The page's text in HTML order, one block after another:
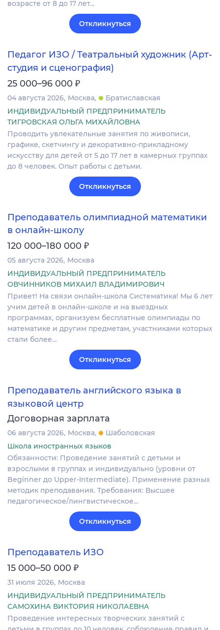
возрасте от 8 до 17 лет…
Откликнуться
Педагог ИЗО / Театральный художник (Арт-
студия и сценография)
25 000–96 000 ₽
04 августа 2026 Москва
Братиславская
ИНДИВИДУАЛЬНЫЙ ПРЕДПРИНИМАТЕЛЬ
ТИГРОВСКАЯ ОЛЬГА МИХАЙЛОВНА
Проводить увлекательные занятия по живописи,
графике, скетчингу и декоративно-прикладному
искусству для детей от 5 до 17 лет в камерных группах
до 8 человек. Опыт работы с детьми.
Откликнуться
Преподаватель олимпиадной математики
в онлайн-школу
120 000–180 000 ₽
05 августа 2026 Москва
ИНДИВИДУАЛЬНЫЙ ПРЕДПРИНИМАТЕЛЬ
ОВЧИННИКОВ МИХАИЛ ВЛАДИМИРОВИЧ
Привет! На связи онлайн-школа Систематика! Мы 6 лет
учим детей в онлайн-школе и на выездных
программах, организуем бесплатные олимпиады по
математике и другим предметам, участниками которых
стали более…
Откликнуться
Преподаватель английского языка в
языковой центр
Договорная зарплата
06 августа 2026 Москва
Шаболовская
Школа иностранных языков
Обязанности: Проведение занятий с детьми и
взрослыми в группах и индивидуально (уровни от
Beginner до Upper-Intermediate). Применение разных
методик преподавания. Требования: Высшее
педагогическое/лингвистическое…
Откликнуться
Преподаватель ИЗО
15 000–50 000 ₽
31 июля 2026 Москва
ИНДИВИДУАЛЬНЫЙ ПРЕДПРИНИМАТЕЛЬ
САМОХИНА ВИКТОРИЯ НИКОЛАЕВНА
Проведение интересных творческих занятий с